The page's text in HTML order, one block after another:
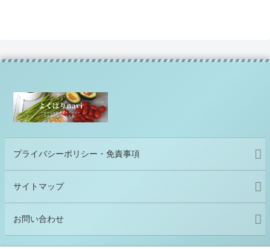
プライバシーポリシー・免責事項
サイトマップ
お問い合わせ